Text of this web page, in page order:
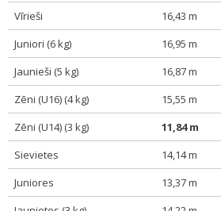
Vīrieši
16,43 m
Juniori (6 kg)
16,95 m
Jaunieši (5 kg)
16,87 m
Zēni (U16) (4 kg)
15,55 m
Zēni (U14) (3 kg)
11,84 m
Sievietes
14,14 m
Juniores
13,37 m